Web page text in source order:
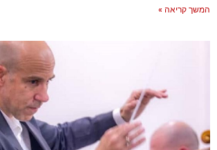
המשך קריאה »